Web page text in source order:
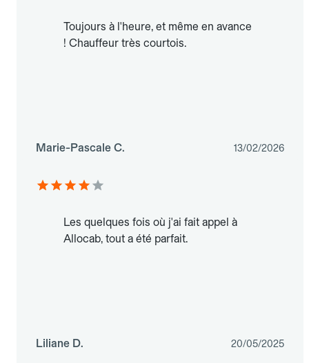
Toujours à l'heure, et même en avance
! Chauffeur très courtois.
Marie-Pascale C. 13/02/2026
Les quelques fois où j'ai fait appel à
Allocab, tout a été parfait.
Liliane D. 20/05/2025